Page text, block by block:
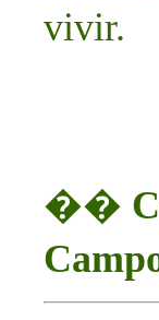
vivir.
��